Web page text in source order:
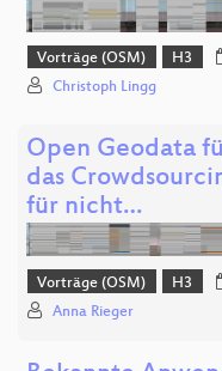
Vorträge (OSM) H3
Christoph Lingg
Open Geodata
das
für nicht…
Vorträge (OSM) H3
Anna Rieger